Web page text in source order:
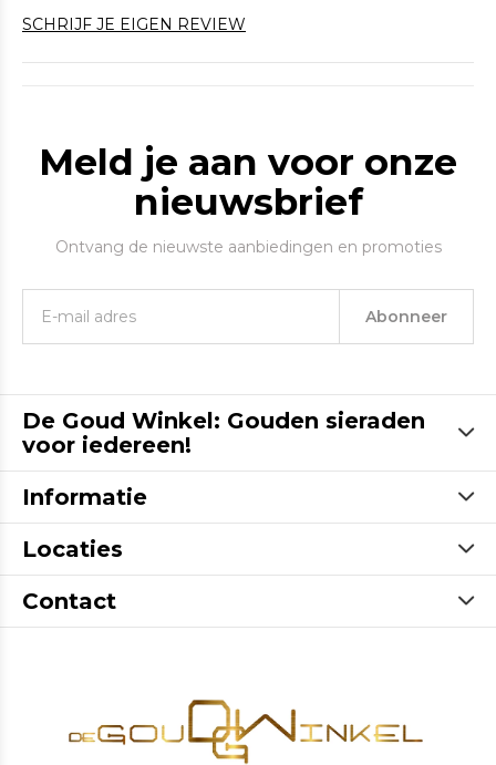
SCHRIJF JE EIGEN REVIEW
Meld je aan voor onze
nieuwsbrief
Ontvang de nieuwste aanbiedingen en promoties
Abonneer
De Goud Winkel: Gouden sieraden
voor iedereen!
Informatie
Locaties
Contact